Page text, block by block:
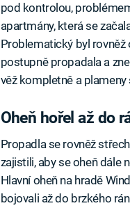
pod kontrolou,
apartmány, která se
Problematický byl rovněž
postupně propadala a
věž kompletně a
Oheň hořel až do
Propadla se rovněž
zajistili, aby se oheň dále
Hlavní oheň na hradě
bojovali až do brzkého